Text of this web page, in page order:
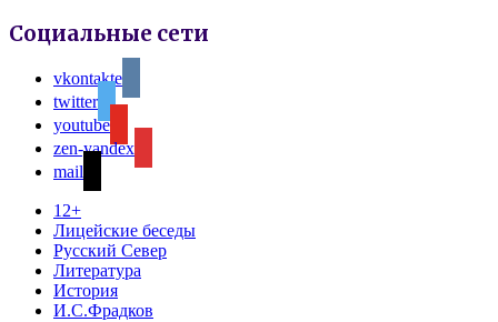
Социальные сети
vkontakte
twitter
youtube
zen-yandex
mail
12+
Лицейские беседы
Русский Север
Литература
История
И.С.Фрадков